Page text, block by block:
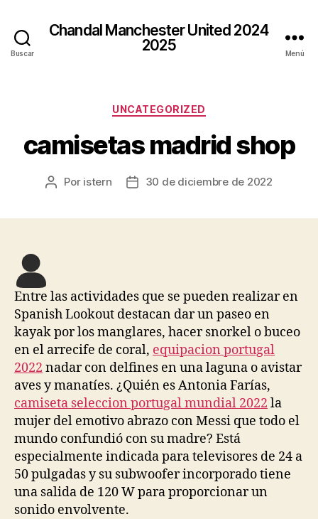
Buscar
Chandal Manchester United 2024
2025
Menú
Categorías
UNCATEGORIZED
camisetas madrid shop
Autor
Por istern
Fecha30 de diciembre de 2022
Entre las actividades que se pueden realizar en
Spanish Lookout destacan dar un paseo en
kayak por los manglares, hacer snorkel o buceo
en el arrecife de coral, equipacion portugal
2022 nadar con delfines en una laguna o avistar
aves y manatíes. ¿Quién es Antonia Farías,
camiseta seleccion portugal mundial 2022 la
mujer del emotivo abrazo con Messi que todo el
mundo confundió con su madre? Está
especialmente indicada para televisores de 24 a
50 pulgadas y su subwoofer incorporado tiene
una salida de 120 W para proporcionar un
sonido envolvente.